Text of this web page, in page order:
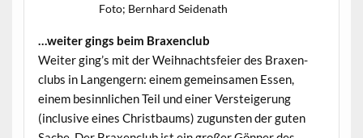
Foto; Bern­hard Seidenath
…weit­er gings beim Braxenclub
Weit­er ging’s mit der Wei­h­nachts­feier des Brax­en­
clubs in Lan­gengern: einem gemein­samen Essen,
einem besinnlichen Teil und ein­er Ver­steigerung
(inclu­sive eines Christ­baums) zugun­sten der guten